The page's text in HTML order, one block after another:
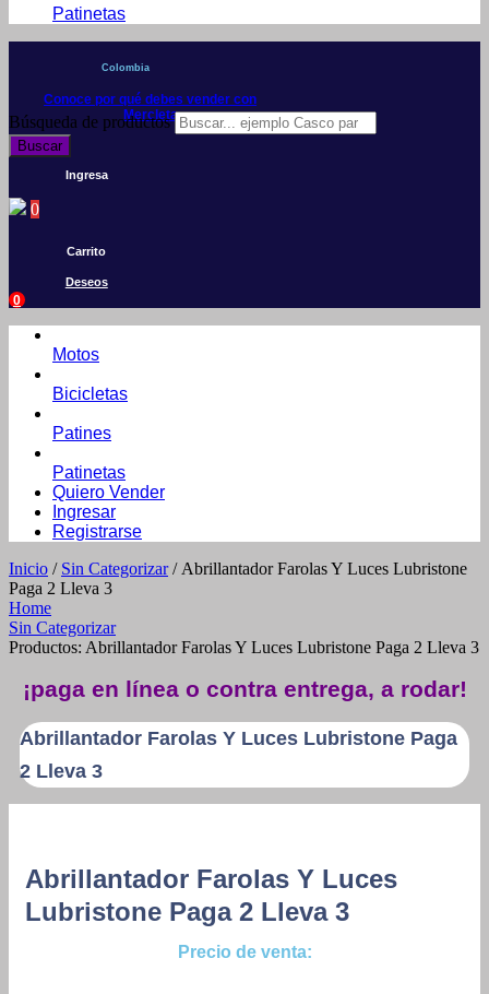
Patinetas
Colombia
Conoce por qué debes vender con
Mercleta
Búsqueda de productos
Buscar
Ingresa
0
Carrito
Deseos
0
Motos
Bicicletas
Patines
Patinetas
Quiero Vender
Ingresar
Registrarse
Inicio / Sin Categorizar/ Abrillantador Farolas Y Luces Lubristone
Paga 2 Lleva 3
Home
Sin Categorizar
Productos: Abrillantador Farolas Y Luces Lubristone Paga 2 Lleva 3
¡paga en línea o contra entrega, a rodar!
Abrillantador Farolas Y Luces Lubristone Paga
2 Lleva 3
Abrillantador Farolas Y Luces
Lubristone Paga 2 Lleva 3
Precio de venta: